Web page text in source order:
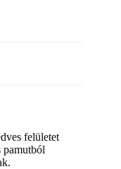
felületet
pamutból